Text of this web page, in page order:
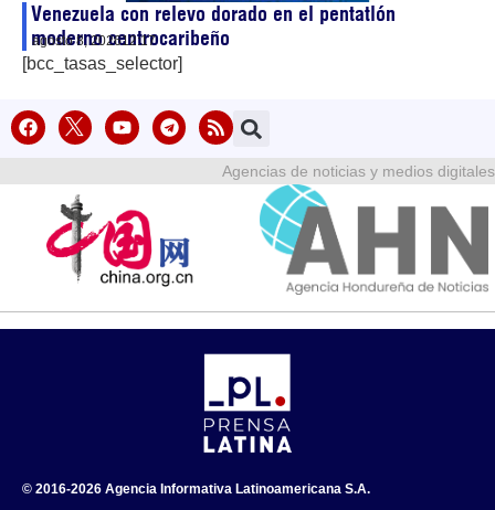
Venezuela con relevo dorado en el pentatlón
moderno centrocaribeño
agosto 8, 202612:17
[bcc_tasas_selector]
Agencias de noticias y medios digitales
© 2016-2026 Agencia Informativa Latinoamericana S.A.